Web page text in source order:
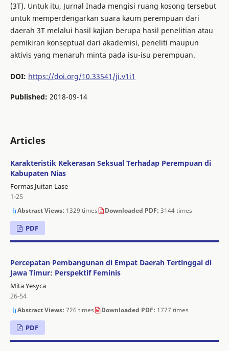
(3T). Untuk itu, Jurnal Inada mengisi ruang kosong tersebut
untuk memperdengarkan suara kaum perempuan dari
daerah 3T melalui hasil kajian berupa hasil penelitian atau
pemikiran konseptual dari akademisi, peneliti maupun
aktivis yang menaruh minta pada isu-isu perempuan.
DOI: https://doi.org/10.33541/ji.v1i1
Published: 2018-09-14
Articles
Karakteristik Kekerasan Seksual Terhadap Perempuan di
Kabupaten Nias
Formas Juitan Lase
1-25
Abstract Views: 1329 times Downloaded PDF: 3144 times
PDF
Percepatan Pembangunan di Empat Daerah Tertinggal di
Jawa Timur: Perspektif Feminis
Mita Yesyca
26-54
Abstract Views: 726 times Downloaded PDF: 1777 times
PDF